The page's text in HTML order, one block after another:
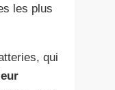
les plus
qui